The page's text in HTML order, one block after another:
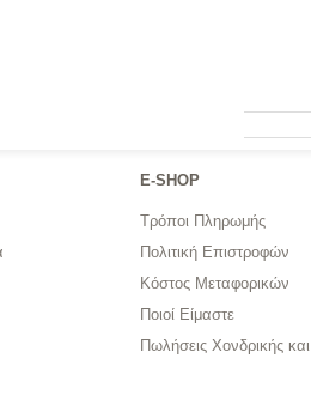
Ε-SHOP
Τρόποι Πληρωμής
Πολιτική Επιστροφών
Κόστος Μεταφορικών
Ποιοί Είμαστε
Πωλήσεις Χονδρικής